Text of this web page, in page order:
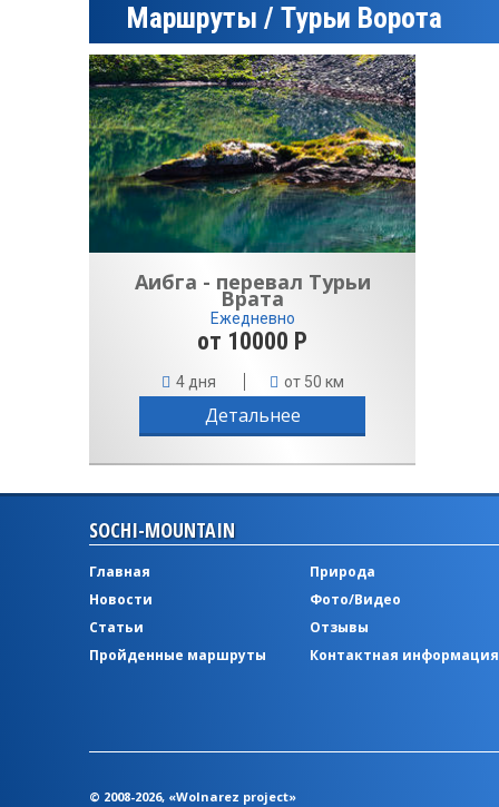
Маршруты / Турьи Ворота
Аибга - перевал Турьи
Врата
Ежедневно
от 10000 Р
4 дня от 50 км
Детальнее
SOCHI-MOUNTAIN
Главная
Новости
Статьи
Пройденные маршруты
Природа
Фото/Видео
Отзывы
Контактная информация
© 2008-2026, «Wolnarez project»